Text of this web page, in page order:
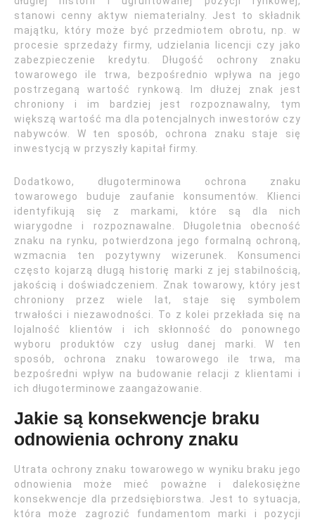
stanowi cenny aktyw niematerialny. Jest to składnik
majątku, który może być przedmiotem obrotu, np. w
procesie sprzedaży firmy, udzielania licencji czy jako
zabezpieczenie kredytu. Długość ochrony znaku
towarowego ile trwa, bezpośrednio wpływa na jego
postrzeganą wartość rynkową. Im dłużej znak jest
chroniony i im bardziej jest rozpoznawalny, tym
większą wartość ma dla potencjalnych inwestorów czy
nabywców. W ten sposób, ochrona znaku staje się
inwestycją w przyszły kapitał firmy.
Dodatkowo, długoterminowa ochrona znaku
towarowego buduje zaufanie konsumentów. Klienci
identyfikują się z markami, które są dla nich
wiarygodne i rozpoznawalne. Długoletnia obecność
znaku na rynku, potwierdzona jego formalną ochroną,
wzmacnia ten pozytywny wizerunek. Konsumenci
często kojarzą długą historię marki z jej stabilnością,
jakością i doświadczeniem. Znak towarowy, który jest
chroniony przez wiele lat, staje się symbolem
trwałości i niezawodności. To z kolei przekłada się na
lojalność klientów i ich skłonność do ponownego
wyboru produktów czy usług danej marki. W ten
sposób, ochrona znaku towarowego ile trwa, ma
bezpośredni wpływ na budowanie relacji z klientami i
ich długoterminowe zaangażowanie.
Jakie są konsekwencje braku
odnowienia ochrony znaku
Utrata ochrony znaku towarowego w wyniku braku jego
odnowienia może mieć poważne i dalekosiężne
konsekwencje dla przedsiębiorstwa. Jest to sytuacja,
która może zagrozić fundamentom marki i pozycji